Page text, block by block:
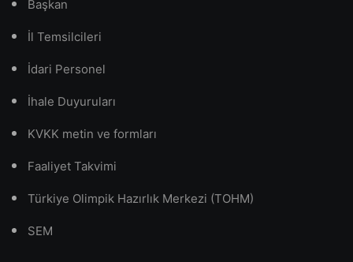
Başkan
İl Temsilcileri
İdari Personel
İhale Duyuruları
KVKK metin ve formları
Faaliyet Takvimi
Türkiye Olimpik Hazırlık Merkezi (TOHM)
SEM